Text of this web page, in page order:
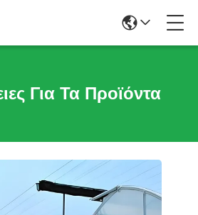
Για Τα Προϊόντα